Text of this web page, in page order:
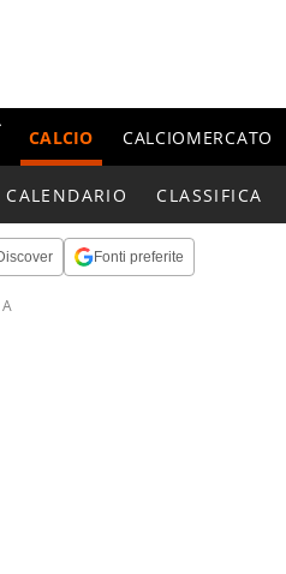
CALCIO CALCIOMERCATO
CALENDARIO CLASSIFICA
Fonti preferite
A